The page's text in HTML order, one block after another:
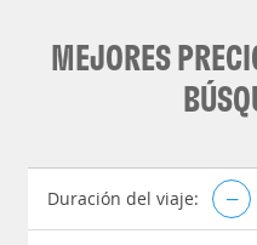
MEJORES
Duración del viaje: –